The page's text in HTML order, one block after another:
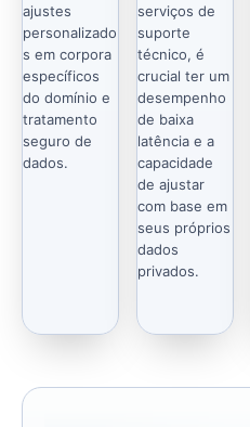
ajustes
personalizado
s em corpora
específicos
do domínio e
tratamento
seguro de
dados.
serviços de
suporte
técnico, é
crucial ter um
desempenho
de baixa
latência e a
capacidade
de ajustar
com base em
seus próprios
dados
privados.